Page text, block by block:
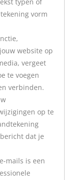
vorm
website op
vergeet
te voegen
verbinden.
op te
dat je
mails is een